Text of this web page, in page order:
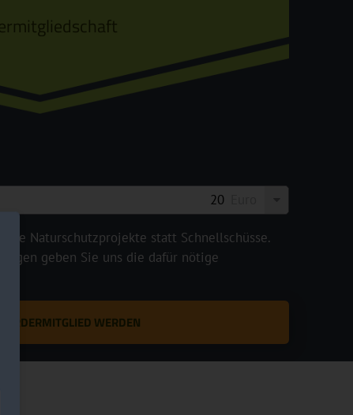
Naturschutzprojekte statt Schnellschüsse.
geben Sie uns die dafür nötige
WERDEN